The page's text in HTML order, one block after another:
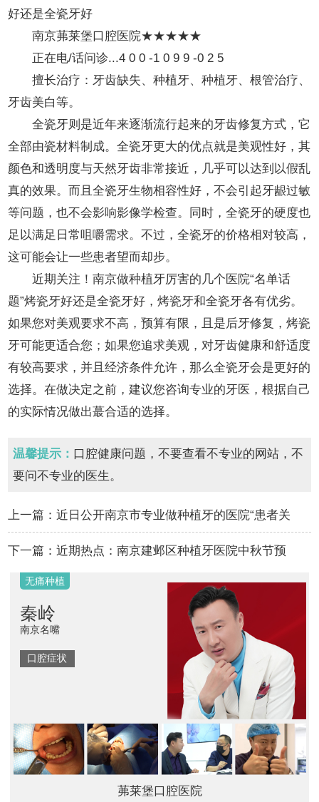
好还是全瓷牙好
南京茀莱堡口腔医院★★★★★
正在电/话问诊...4 0 0 -1 0 9 9 -0 2 5
擅长治疗：牙齿缺失、种植牙、种植牙、根管治疗、
牙齿美白等。
全瓷牙则是近年来逐渐流行起来的牙齿修复方式，它
全部由瓷材料制成。全瓷牙更大的优点就是美观性好，其
颜色和透明度与天然牙齿非常接近，几乎可以达到以假乱
真的效果。而且全瓷牙生物相容性好，不会引起牙龈过敏
等问题，也不会影响影像学检查。同时，全瓷牙的硬度也
足以满足日常咀嚼需求。不过，全瓷牙的价格相对较高，
这可能会让一些患者望而却步。
近期关注！南京做种植牙厉害的几个医院“名单话
题”烤瓷牙好还是全瓷牙好，烤瓷牙和全瓷牙各有优劣。
如果您对美观要求不高，预算有限，且是后牙修复，烤瓷
牙可能更适合您；如果您追求美观，对牙齿健康和舒适度
有较高要求，并且经济条件允许，那么全瓷牙会是更好的
选择。在做决定之前，建议您咨询专业的牙医，根据自己
的实际情况做出蕞合适的选择。
温馨提示： 口腔健康问题，不要查看不专业的网站，不
要问不专业的医生。
上一篇：近日公开南京市专业做种植牙的医院“患者关
怀”种一颗牙大约需要多少钱…
下一篇：近期热点：南京建邺区种植牙医院中秋节预
隐形矫正
演员
口腔症状
茀莱堡口腔医院